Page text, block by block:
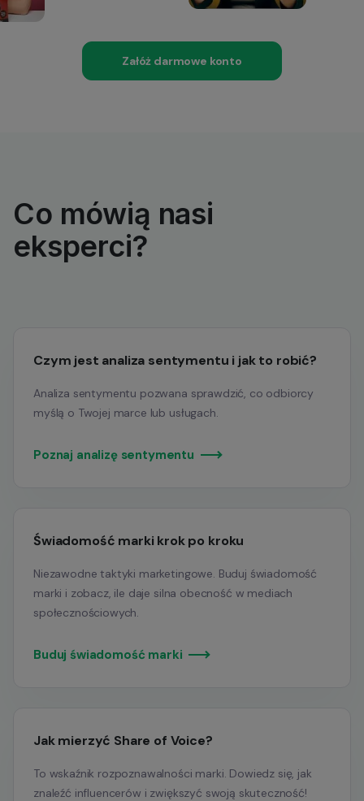
Załóż darmowe konto
Co mówią nasi
eksperci?
Czym jest analiza sentymentu i jak to robić?
Analiza sentymentu pozwana sprawdzić, co odbiorcy
myślą o Twojej marce lub usługach.
Poznaj analizę sentymentu
Świadomość marki krok po kroku
Niezawodne taktyki marketingowe. Buduj świadomość
marki i zobacz, ile daje silna obecność w mediach
społecznościowych.
Buduj świadomość marki
Jak mierzyć Share of Voice?
To wskaźnik rozpoznawalności marki. Dowiedz się, jak
znaleźć influencerów i zwiększyć swoją skuteczność!